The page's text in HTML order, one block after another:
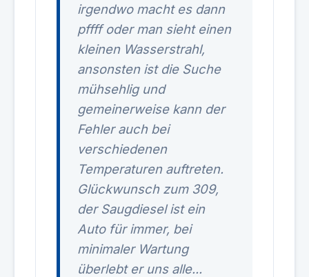
irgendwo macht es dann
pffff oder man sieht einen
kleinen Wasserstrahl,
ansonsten ist die Suche
mühsehlig und
gemeinerweise kann der
Fehler auch bei
verschiedenen
Temperaturen auftreten.
Glückwunsch zum 309,
der Saugdiesel ist ein
Auto für immer, bei
minimaler Wartung
überlebt er uns alle...